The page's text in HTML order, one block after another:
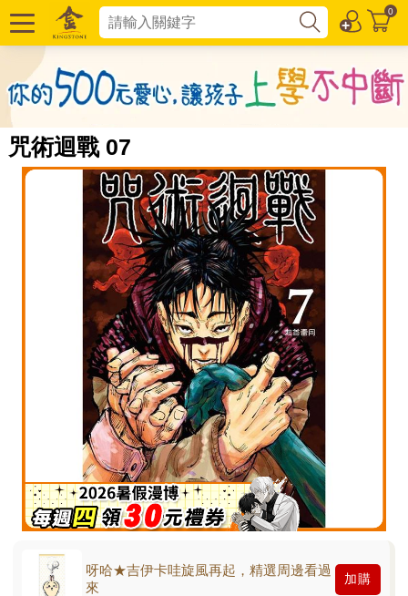
0
咒術迴戰 07
呀哈★吉伊卡哇旋風再起，精選周邊看過
來
加購